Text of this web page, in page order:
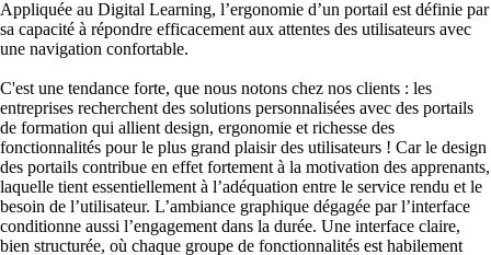
Appliquée au Digital Learning, l’ergonomie d’un portail est définie par
sa capacité à répondre efficacement aux attentes des utilisateurs avec
une navigation confortable.
C'est une tendance forte, que nous notons chez nos clients : les
entreprises recherchent des solutions personnalisées avec des portails
de formation qui allient design, ergonomie et richesse des
fonctionnalités pour le plus grand plaisir des utilisateurs ! Car le design
des portails contribue en effet fortement à la motivation des apprenants,
laquelle tient essentiellement à l’adéquation entre le service rendu et le
besoin de l’utilisateur. L’ambiance graphique dégagée par l’interface
conditionne aussi l’engagement dans la durée. Une interface claire,
bien structurée, où chaque groupe de fonctionnalités est habilement